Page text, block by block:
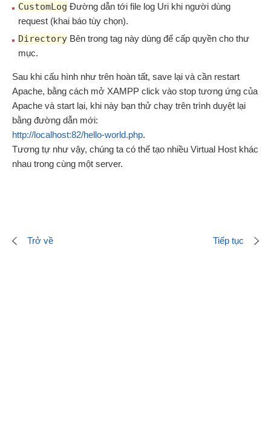
CustomLog Đường dẫn tới file log Uri khi người dùng
request (khai báo tùy chọn).
Directory Bên trong tag này dùng để cấp quyền cho thư
mục.
Sau khi cấu hình như trên hoàn tất, save lại và cần restart
Apache, bằng cách mở XAMPP click vào stop tương ứng của
Apache và start lại, khi này bạn thử chạy trên trình duyệt lại
bằng đường dẫn mới:
http://localhost:82/hello-world.php.
Tương tự như vậy, chúng ta có thể tạo nhiều Virtual Host khác
nhau trong cùng một server.
Trở về Tiếp tục